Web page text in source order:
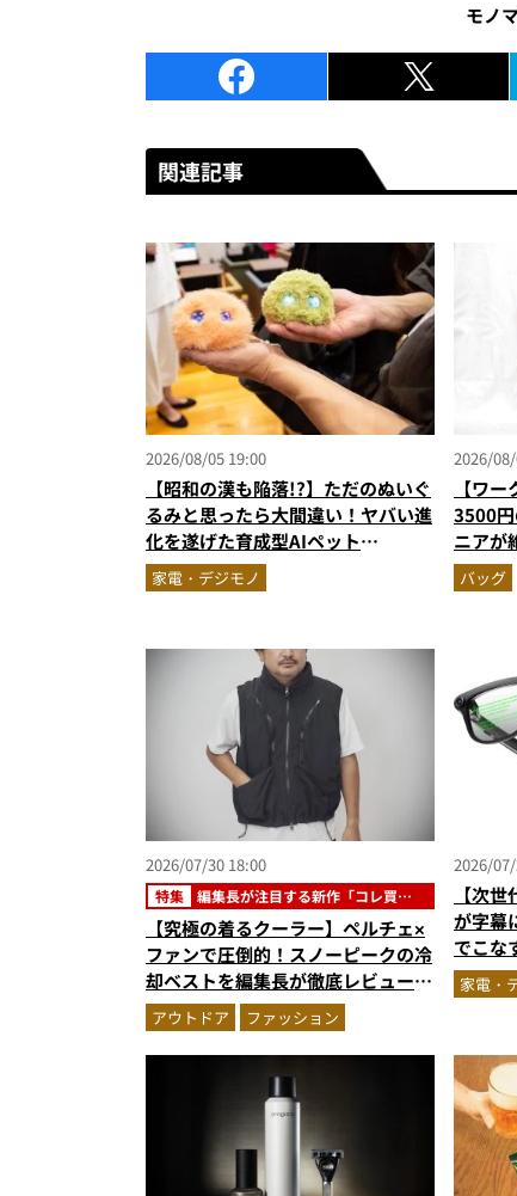
モノ
関連記事
2026/08/05 19:00
【昭和の漢も陥落!?】ただのぬいぐ
るみと思ったら大間違い！ヤバい進
化を遂げた育成型AIペット
「Fuzozo」にハートを奪われた
家電・デジモノ
2026/
【ワ
3500
ニアが
撥水防
バッグ
2026/07/30 18:00
特集
編集長が注目する新作「コレ買い
です」
【究極の着るクーラー】ペルチェ×
ファンで圧倒的！スノーピークの冷
却ベストを編集長が徹底レビュー。
炎天下でも“寒さ”を味わえる本気
のギア『コレ買いです』Vol.172
アウトドア ファッション
2026/
【次
が字幕
でこな
陸家電・